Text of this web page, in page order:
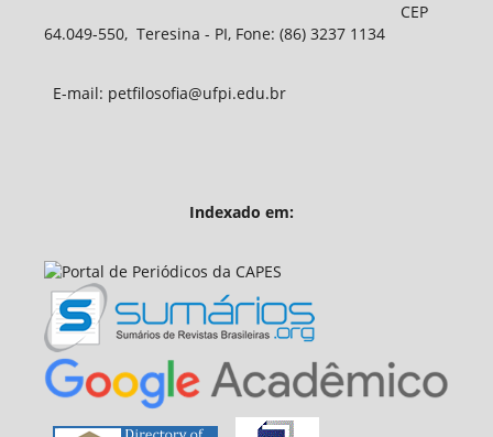
CEP
64.049-550, Teresina - PI, Fone: (86) 3237 1134
E-mail: petfilosofia@ufpi.edu.br
Indexado em: